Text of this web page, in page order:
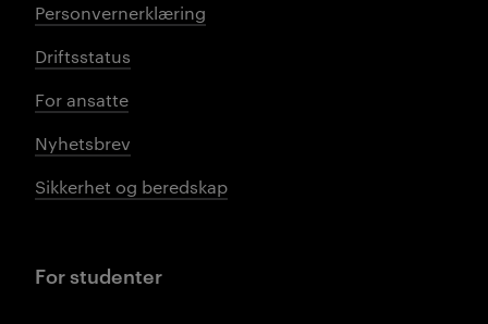
Personvernerklæring
Driftsstatus
For ansatte
Nyhetsbrev
Sikkerhet og beredskap
For studenter